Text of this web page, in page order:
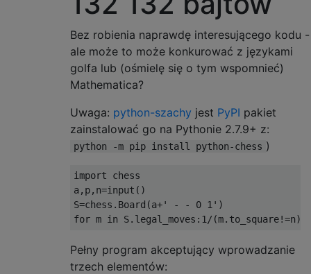
Bez robienia naprawdę interesującego kodu -
ale może to może konkurować z językami
golfa lub (ośmielę się o tym wspomnieć)
Mathematica?
Uwaga: python-szachy jest PyPI pakiet
zainstalować go na Pythonie 2.7.9+ z:
python -m pip install python-chess )
import chess
a, p, n=input ()
S=chess . Board (a+' - - 0 1' )
for m in S. legal_moves : 1 /(m. to_square!=n
Pełny program akceptujący wprowadzanie
trzech elementów: